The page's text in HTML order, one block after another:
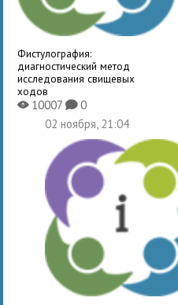
Фистулография:
диагностический метод
исследования свищевых
ходов
X10007K0
02 ноября, 21:04